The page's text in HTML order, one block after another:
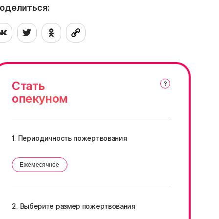
время это исправить, заполнив
на знакомство с прекрасной
Стать
опекуном
1. Периодичность пожертвования
Ежемесячное
2. Выберите размер пожертвования